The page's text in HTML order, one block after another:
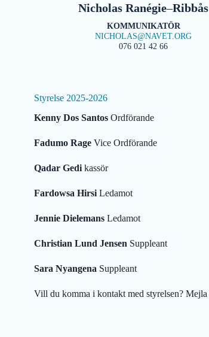
Nicholas Ranégie–Ribbås
KOMMUNIKATÖR
NICHOLAS@NAVET.ORG
076 021 42 66
Styrelse 2025-2026
Kenny Dos Santos Ordförande
Fadumo Rage Vice Ordförande
Qadar Gedi kassör
Fardowsa Hirsi Ledamot
Jennie Dielemans Ledamot
Christian Lund Jensen Suppleant
Sara Nyangena Suppleant
Vill du komma i kontakt med styrelsen? Mejla